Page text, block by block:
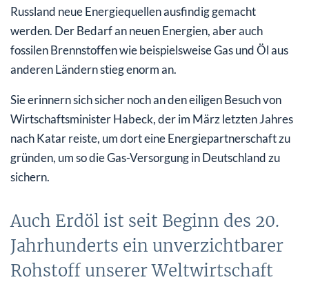
Russland neue Energiequellen ausfindig gemacht
werden. Der Bedarf an neuen Energien, aber auch
fossilen Brennstoffen wie beispielsweise Gas und Öl aus
anderen Ländern stieg enorm an.
Sie erinnern sich sicher noch an den eiligen Besuch von
Wirtschaftsminister Habeck, der im März letzten Jahres
nach Katar reiste, um dort eine Energiepartnerschaft zu
gründen, um so die Gas-Versorgung in Deutschland zu
sichern.
Auch Erdöl ist seit Beginn des 20.
Jahrhunderts ein unverzichtbarer
Rohstoff unserer Weltwirtschaft